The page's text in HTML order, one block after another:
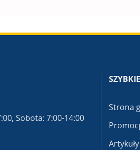
Sobota: 7:00-14:00
Strona
Artykuły